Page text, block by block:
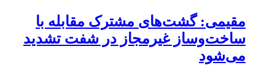
مقیمی: گشت‌های مشترک مقابله با
ساخت‌وساز غیرمجاز در شفت تشدید
می‌شود